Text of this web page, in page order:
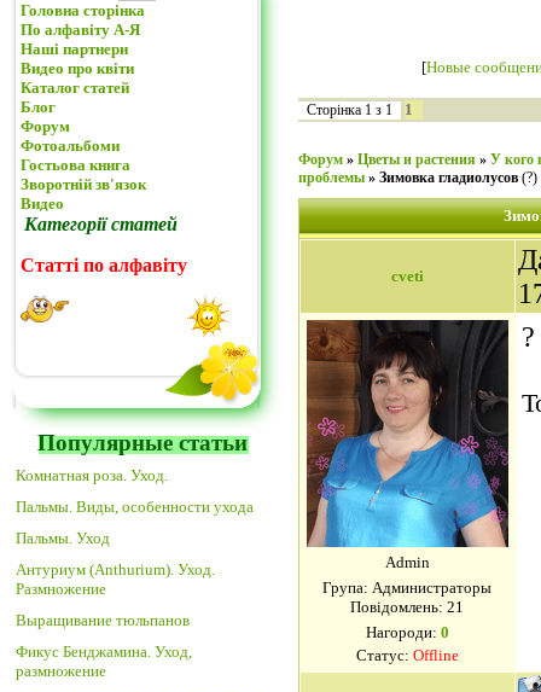
Головна сторінка
По алфавіту А-Я
Наші партнери
Видео про квіти
Каталог статей
Блог
Форум
Фотоальбоми
Гостьова книга
Зворотній зв'язок
Видео
Категорії статей
Статті по алфавіту
Популярные статьи
Комнатная роза. Уход.
Пальмы. Виды, особенности ухода
Пальмы. Уход
Антуриум (Anthurium). Уход.
Размножение
Выращивание тюльпанов
Фикус Бенджамина. Уход,
размножение
[Новые
Сторінка 1 з 1 1
Форум » Цветы и растения » У кого
проблемы » Зимовка гладиолусов (?)
cveti
Admin
Група: Администраторы
Повідомлень:21
Нагороди: 0
Статус: Offline
?